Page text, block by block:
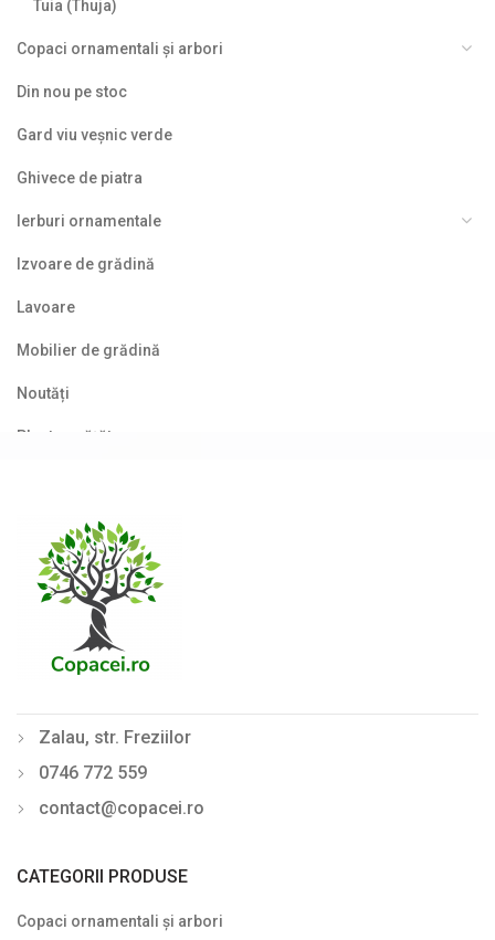
Tuia (Thuja)
Copaci ornamentali și arbori
Din nou pe stoc
Gard viu veșnic verde
Ghivece de piatra
Ierburi ornamentale
Izvoare de grădină
Lavoare
Mobilier de grădină
Noutăți
Plante agățătoare
Plante cu bobițe
Plante cu flori
Plante cu frunze albastre/ argintii
Plante cu frunze galbene/ portocalii
Plante cu frunze roșii
Plante cu frunze verzi
Plante pe picior / pe tijă
Zalau, str. Freziilor
0746 772 559
contact@copacei.ro
CATEGORII PRODUSE
Copaci ornamentali și arbori